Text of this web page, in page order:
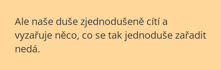
Ale naše duše zjednodušeně cítí a
vyzařuje něco, co se tak jednoduše zařadit
nedá.